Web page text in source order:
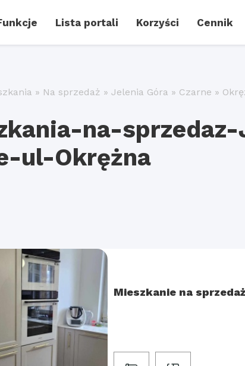
Lista portali Korzyści Cennik
» Na sprzedaż » Jelenia Góra » Czarne »
na-sprzedaz-
ul-Okrężna
Mieszkanie na